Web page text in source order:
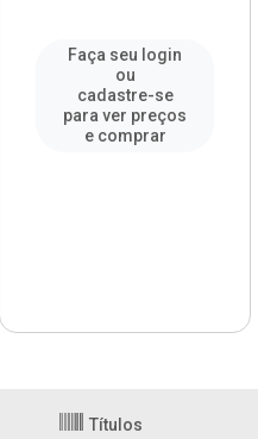
Faça seu login
ou
cadastre-se
para ver preços
e comprar
Títulos